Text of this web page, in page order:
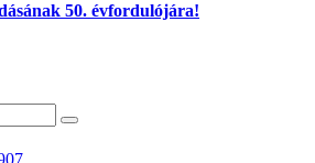
50. évfordulójára!